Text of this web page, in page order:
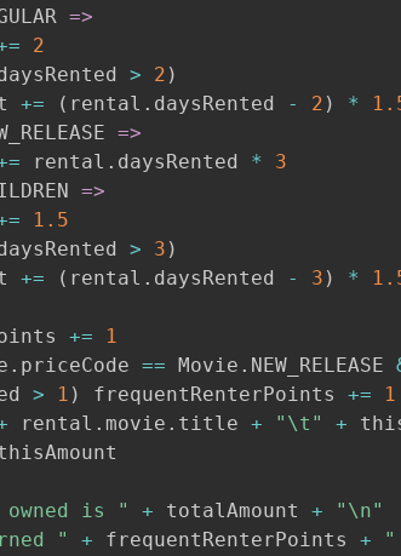
=>
2
> 2 )
+= ( rental . daysRented - 2 ) *
=>
rental . daysRented *
3
=>
1.5
> 3 )
+= ( rental . daysRented - 3 ) *
+=
1
. priceCode == Movie . NEW_RELEASE
> 1 ) frequentRenterPoints +=
1
rental . movie . title + "\t" +
owned is " + totalAmount +
"\n"
" + frequentRenterPoints +
"